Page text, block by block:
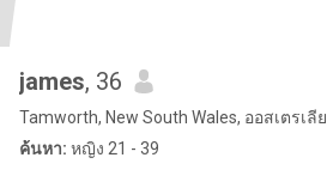
james, 36
Tamworth, New South Wales, ออสเตรเลีย
ค้นหา: หญิง 21 - 39